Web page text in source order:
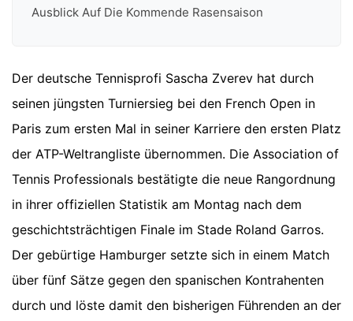
Ausblick Auf Die Kommende Rasensaison
Der deutsche Tennisprofi Sascha Zverev hat durch
seinen jüngsten Turniersieg bei den French Open in
Paris zum ersten Mal in seiner Karriere den ersten Platz
der ATP-Weltrangliste übernommen. Die Association of
Tennis Professionals bestätigte die neue Rangordnung
in ihrer offiziellen Statistik am Montag nach dem
geschichtsträchtigen Finale im Stade Roland Garros.
Der gebürtige Hamburger setzte sich in einem Match
über fünf Sätze gegen den spanischen Kontrahenten
durch und löste damit den bisherigen Führenden an der